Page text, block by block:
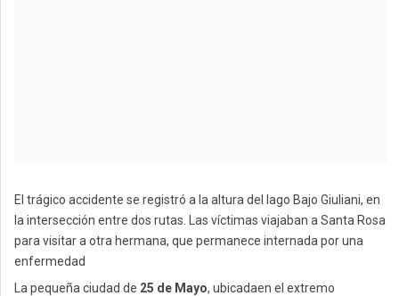
El trágico accidente se registró a la altura del lago Bajo Giuliani, en
la intersección entre dos rutas. Las víctimas viajaban a Santa Rosa
para visitar a otra hermana, que permanece internada por una
enfermedad
La pequeña ciudad de 25 de Mayo, ubicadaen el extremo